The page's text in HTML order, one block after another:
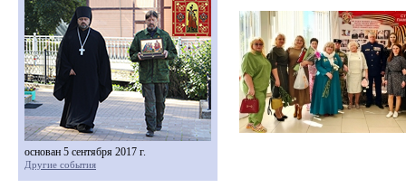
основан 5 сентября 2017 г.
Другие события